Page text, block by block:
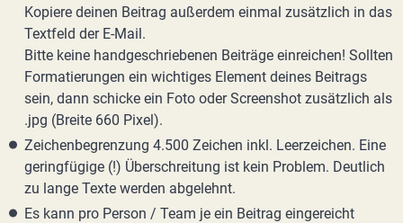
Kopiere deinen Beitrag außerdem einmal zusätzlich in das
Textfeld der E-Mail.
Bitte keine handgeschriebenen Beiträge einreichen! Sollten
Formatierungen ein wichtiges Element deines Beitrags
sein, dann schicke ein Foto oder Screenshot zusätzlich als
.jpg (Breite 660 Pixel).
Zeichenbegrenzung 4.500 Zeichen inkl. Leerzeichen. Eine
geringfügige (!) Überschreitung ist kein Problem. Deutlich
zu lange Texte werden abgelehnt.
Es kann pro Person / Team je ein Beitrag eingereicht